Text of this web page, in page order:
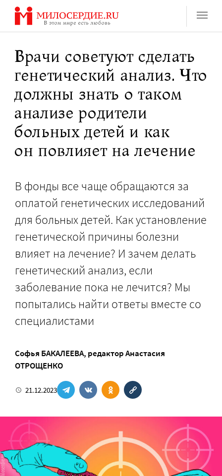
Перейти
содержанию
Врачи советуют сделать
генетический анализ. Что
должны знать о таком
анализе родители
больных детей и как
он повлияет на лечение
В фонды все чаще обращаются за
оплатой генетических исследований
для больных детей. Как установление
генетической причины болезни
влияет на лечение? И зачем делать
генетический анализ, если
заболевание пока не лечится? Мы
попытались найти ответы вместе со
специалистами
Софья БАКАЛЕЕВА, редакторАнастасия
ОТРОЩЕНКО
21.12.2023